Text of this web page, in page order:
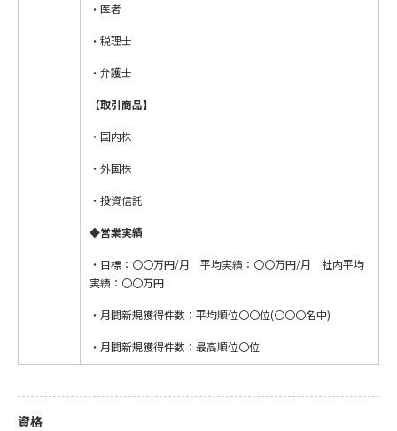
・医者
・税理士
・弁護士
【取引商品】
・国内株
・外国株
・投資信託
◆営業実績
・目標：〇〇万円/月 平均実績：〇〇万円/月 社内平均
実績：〇〇万円
・月間新規獲得件数：平均順位〇〇位(〇〇〇名中)
・月間新規獲得件数：最高順位〇位
資格